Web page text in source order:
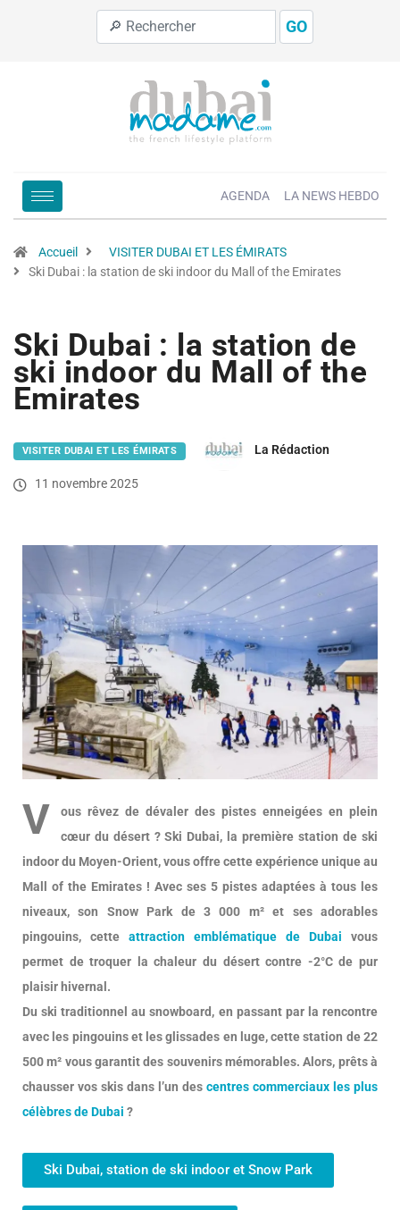
GO
AGENDA LA NEWS HEBDO
Accueil
VISITER DUBAI ET LES ÉMIRATS
Ski Dubai : la station de ski indoor du Mall of the Emirates
Ski Dubai : la station de
ski indoor du Mall of the
Emirates
VISITER DUBAI ET LES ÉMIRATS La Rédaction
11 novembre 2025
V
ous rêvez de dévaler des pistes enneigées en plein
cœur du désert ? Ski Dubai, la première station de ski
indoor du Moyen-Orient, vous offre cette expérience unique au
Mall of the Emirates ! Avec ses 5 pistes adaptées à tous les
niveaux, son Snow Park de 3 000 m² et ses adorables
pingouins, cette attraction emblématique de Dubai
vous
permet de troquer la chaleur du désert contre -2°C de pur
plaisir hivernal.
Du ski traditionnel au snowboard, en passant par la rencontre
avec les pingouins et les glissades en luge, cette station de 22
500 m² vous garantit des souvenirs mémorables. Alors, prêts à
chausser vos skis dans l’un des centres commerciaux les plus
célèbres de Dubai ?
Ski Dubai, station de ski indoor et Snow Park